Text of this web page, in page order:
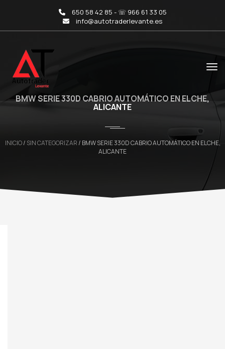
650 58 42 85 - ☏ 966 61 33 05
info@autotraderlevante.es
BMW SERIE 330D CABRIO AUTOMÁTICO EN ELCHE,
ALICANTE
INICIO/ SIN CATEGORIZAR/ BMW SERIE 330D CABRIO AUTOMÁTICO EN ELCHE,
ALICANTE